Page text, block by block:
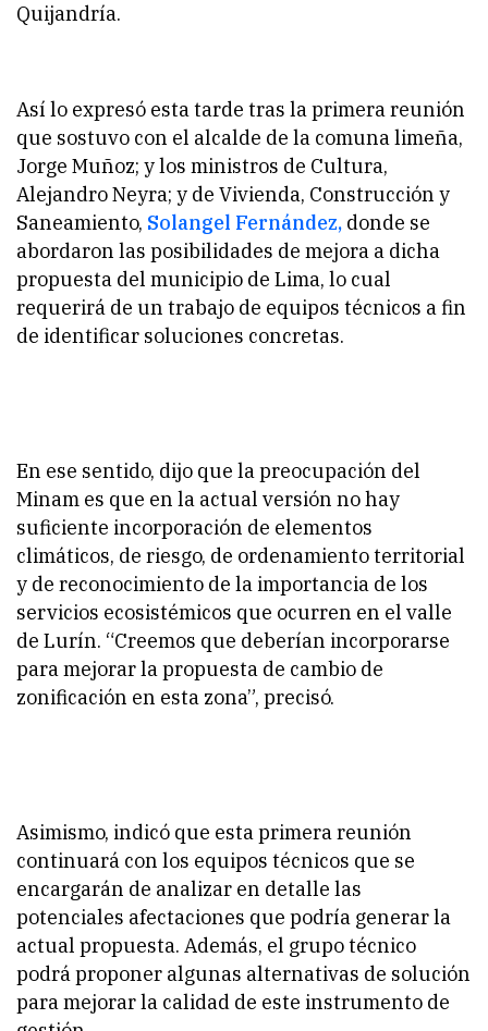
Quijandría.
Así lo expresó esta tarde tras la primera reunión
que sostuvo con el alcalde de la comuna limeña,
Jorge Muñoz; y los ministros de Cultura,
Alejandro Neyra; y de Vivienda, Construcción y
Saneamiento, Solangel Fernández, donde se
abordaron las posibilidades de mejora a dicha
propuesta del municipio de Lima, lo cual
requerirá de un trabajo de equipos técnicos a fin
de identificar soluciones concretas.
En ese sentido, dijo que la preocupación del
Minam es que en la actual versión no hay
suficiente incorporación de elementos
climáticos, de riesgo, de ordenamiento territorial
y de reconocimiento de la importancia de los
servicios ecosistémicos que ocurren en el valle
de Lurín. “Creemos que deberían incorporarse
para mejorar la propuesta de cambio de
zonificación en esta zona”, precisó.
Asimismo, indicó que esta primera reunión
continuará con los equipos técnicos que se
encargarán de analizar en detalle las
potenciales afectaciones que podría generar la
actual propuesta. Además, el grupo técnico
podrá proponer algunas alternativas de solución
para mejorar la calidad de este instrumento de